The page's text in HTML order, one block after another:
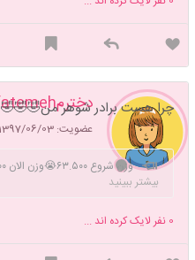
دخترمfatemeh
عضویت: 1397/06/03
چرا هست برادر شوهر من🤣🤣🤣
دوم ۵۸😊قد ۱۶۶🙃از تاریخ ۱۴۰۴/۱۱/۱ شروع رژیم و پیاده رویی💃💃💃
بیشتر ببینید
0 نفر لایک کرده اند ...